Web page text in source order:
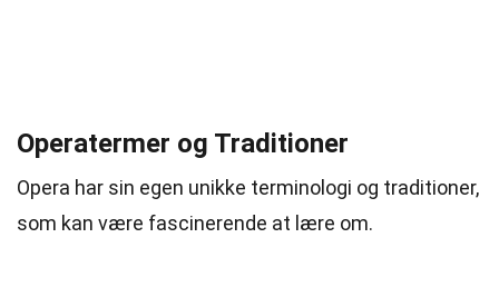
Operatermer og Traditioner
Opera har sin egen unikke terminologi og traditioner,
som kan være fascinerende at lære om.